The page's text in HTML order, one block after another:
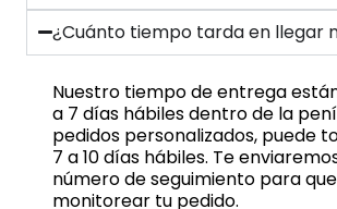
¿Cuánto tiempo tarda en llegar
Nuestro tiempo de entrega
a 7 días hábiles dentro de la
pedidos personalizados, puede
7 a 10 días hábiles. Te
número de seguimiento para
monitorear tu pedido.